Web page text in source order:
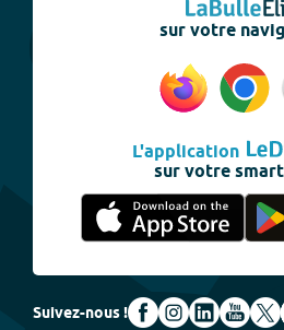
sur votre
L'application
sur votre
Suivez-nous !